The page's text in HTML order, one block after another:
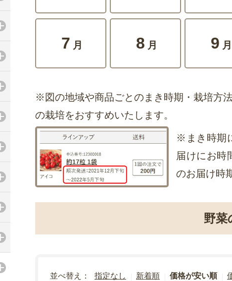
7 月 8 月 9 月
※図の地域や商品ごとのまき時期・栽培方
の栽培をおすすめいたします。
※まき時期
届けにお時
のお届け時
野菜
並べ替え： 指定なし 新着順 価格が安い順